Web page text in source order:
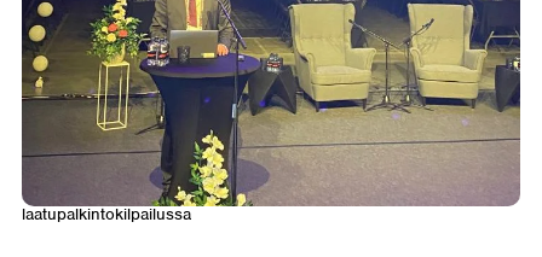
Etusivu Ajankohtaista→SDO:lle kunniamaininta
laatupalkintokilpailussa